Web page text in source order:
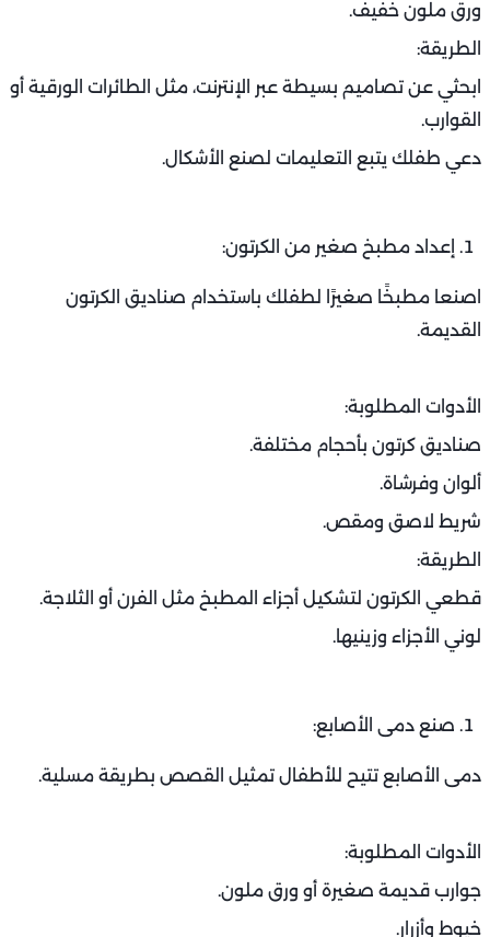
ورق ملون خفيف.
الطريقة:
ابحثي عن تصاميم بسيطة عبر الإنترنت، مثل الطائرات الورقية أو
القوارب.
دعي طفلك يتبع التعليمات لصنع الأشكال.
إعداد مطبخ صغير من الكرتون:
اصنعا مطبخًا صغيرًا لطفلك باستخدام صناديق الكرتون
القديمة.
الأدوات المطلوبة:
صناديق كرتون بأحجام مختلفة.
ألوان وفرشاة.
شريط لاصق ومقص.
الطريقة:
قطعي الكرتون لتشكيل أجزاء المطبخ مثل الفرن أو الثلاجة.
لوني الأجزاء وزينيها.
صنع دمى الأصابع:
دمى الأصابع تتيح للأطفال تمثيل القصص بطريقة مسلية.
الأدوات المطلوبة:
جوارب قديمة صغيرة أو ورق ملون.
خيوط وأزرار.